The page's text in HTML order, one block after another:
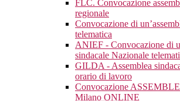
FLC. Convocazione
regionale
Convocazione di
telematica
ANIEF - Convocazione di
sindacale Nazionale
GILDA - Assemblea
orario di lavoro
Convocazione
Milano ONLINE